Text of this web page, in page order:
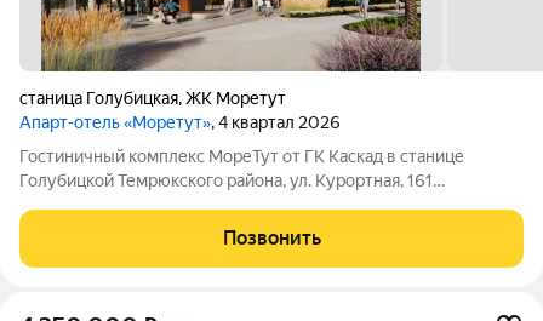
станица Голубицкая,ЖК Моретут
Апарт-отель «Моретут», 4 квартал 2026
Гостиничный комплекс МореТут от ГК Каскад в станице
Голубицкой Темрюкского района, ул. Курортная, 161
Азовском побережье! Гостиничный комплекс МореТут
расположен на первой береговой линии. От корпусов
Позвонить